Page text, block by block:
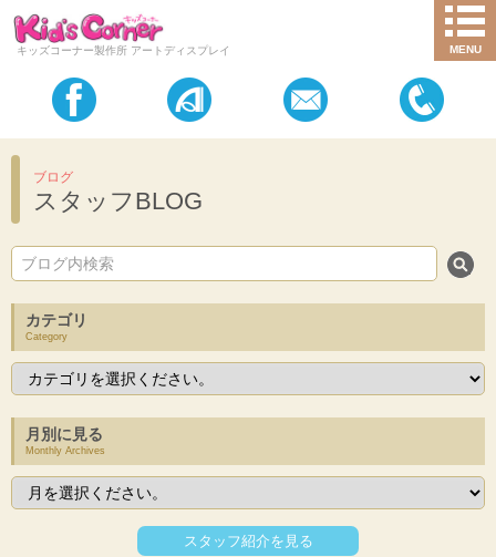
キッズコーナー製作所 アートディスプレイ MENU
ブログ
スタッフBLOG
カテゴリ
Category
月別に見る
Monthly Archives
スタッフ紹介を見る